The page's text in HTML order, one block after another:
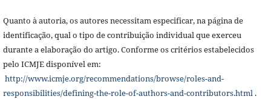
Quanto à autoria, os autores necessitam especificar, na página de
identificação, qual o tipo de contribuição individual que exerceu
durante a elaboração do artigo. Conforme os critérios estabelecidos
pelo ICMJE disponível em:
http://www.icmje.org/recommendations/browse/roles-and-
responsibilities/defining-the-role-of-authors-and-contributors.html.